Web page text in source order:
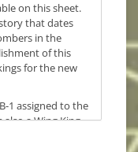
on this sheet.
that dates
in the
of this
for the new
1 assigned to the
also a Wing King